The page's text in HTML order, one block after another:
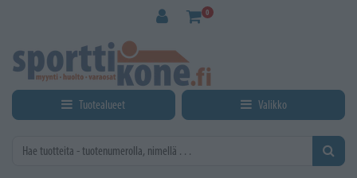
0
Tuotealueet Valikko